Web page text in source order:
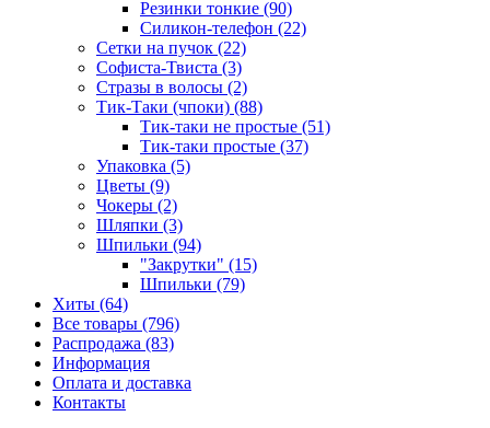
Резинки тонкие (90)
Силикон-телефон (22)
Сетки на пучок (22)
Софиста-Твиста (3)
Стразы в волосы (2)
Тик-Таки (чпоки) (88)
Тик-таки не простые (51)
Тик-таки простые (37)
Упаковка (5)
Цветы (9)
Чокеры (2)
Шляпки (3)
Шпильки (94)
"Закрутки" (15)
Шпильки (79)
Хиты (64)
Все товары (796)
Распродажа (83)
Информация
Оплата и доставка
Контакты